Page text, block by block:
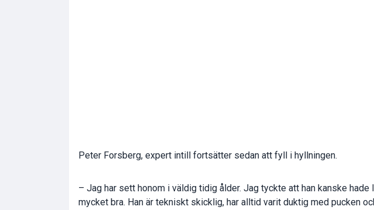
Peter Forsberg, expert intill fortsätter sedan att fyll i hyllningen.
– Jag har sett honom i väldig tidig ålder. Jag tyckte att han kanske
mycket bra. Han är tekniskt skicklig, har alltid varit duktig med pucken